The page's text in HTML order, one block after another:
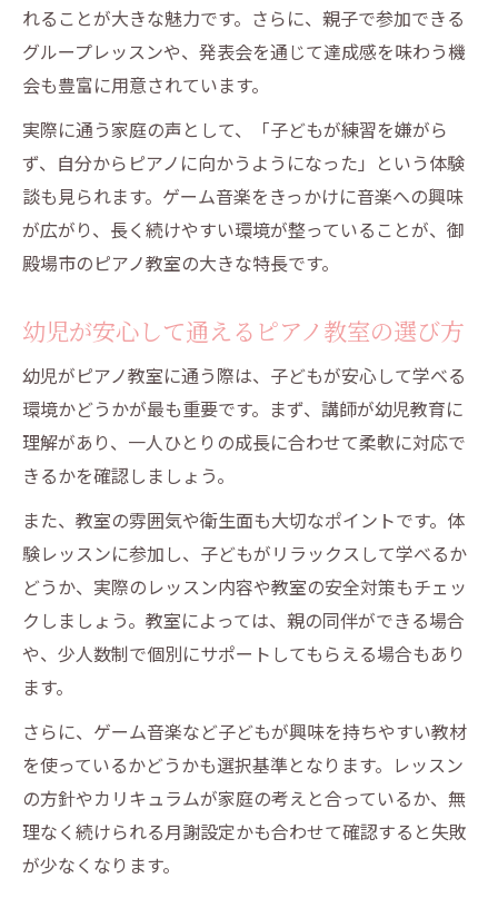
れることが大きな魅力です。さらに、親子で参加できる
グループレッスンや、発表会を通じて達成感を味わう機
会も豊富に用意されています。
実際に通う家庭の声として、「子どもが練習を嫌がら
ず、自分からピアノに向かうようになった」という体験
談も見られます。ゲーム音楽をきっかけに音楽への興味
が広がり、長く続けやすい環境が整っていることが、御
殿場市のピアノ教室の大きな特長です。
幼児が安心して通えるピアノ教室の選び方
幼児がピアノ教室に通う際は、子どもが安心して学べる
環境かどうかが最も重要です。まず、講師が幼児教育に
理解があり、一人ひとりの成長に合わせて柔軟に対応で
きるかを確認しましょう。
また、教室の雰囲気や衛生面も大切なポイントです。体
験レッスンに参加し、子どもがリラックスして学べるか
どうか、実際のレッスン内容や教室の安全対策もチェッ
クしましょう。教室によっては、親の同伴ができる場合
や、少人数制で個別にサポートしてもらえる場合もあり
ます。
さらに、ゲーム音楽など子どもが興味を持ちやすい教材
を使っているかどうかも選択基準となります。レッスン
の方針やカリキュラムが家庭の考えと合っているか、無
理なく続けられる月謝設定かも合わせて確認すると失敗
が少なくなります。